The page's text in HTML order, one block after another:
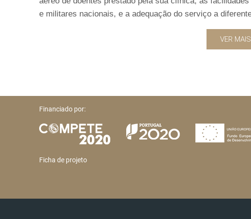
e militares nacionais, e a adequação do serviço a
VER MAIS
Financiado por:
Ficha de projeto